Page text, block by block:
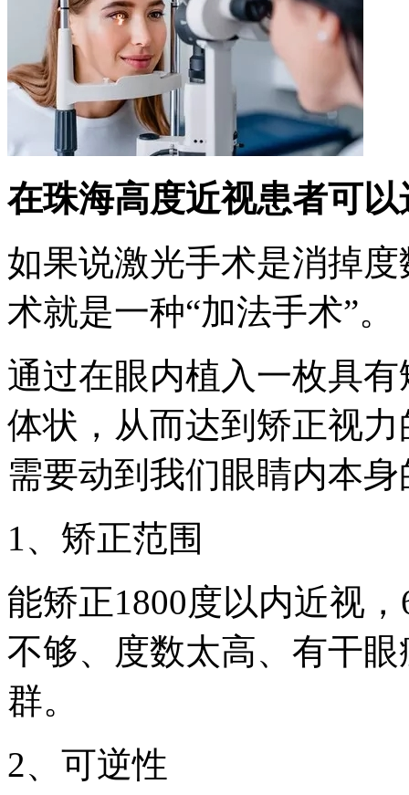
在珠海高度近视患者可
如果说激光手术是消掉
术就是一种“加法手术”。
通过在眼内植入一枚具
体状，从而达到矫正视
需要动到我们眼睛内本
1、矫正范围
能矫正1800度以内近视
不够、度数太高、有干
群。
2、可逆性